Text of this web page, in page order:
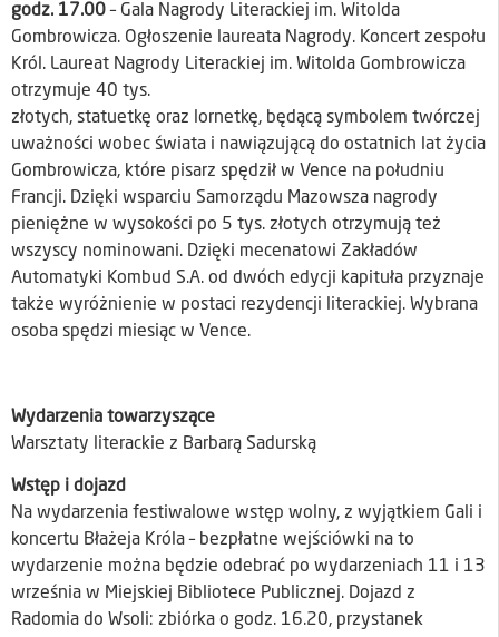
godz. 17.00– Gala Nagrody Literackiej im. Witolda
Gombrowicza. Ogłoszenie laureata Nagrody. Koncert zespołu
Król. Laureat Nagrody Literackiej im. Witolda Gombrowicza
otrzymuje 40 tys.
złotych, statuetkę oraz lornetkę, będącą symbolem twórczej
uważności wobec świata i nawiązującą do ostatnich lat życia
Gombrowicza, które pisarz spędził w Vence na południu
Francji. Dzięki wsparciu Samorządu Mazowsza nagrody
pieniężne w wysokości po 5 tys. złotych otrzymują też
wszyscy nominowani. Dzięki mecenatowi Zakładów
Automatyki Kombud S.A. od dwóch edycji kapituła przyznaje
także wyróżnienie w postaci rezydencji literackiej. Wybrana
osoba spędzi miesiąc w Vence.
Wydarzenia towarzyszące
Warsztaty literackie z Barbarą Sadurską
Wstęp i dojazd
Na wydarzenia festiwalowe wstęp wolny, z wyjątkiem Gali i
koncertu Błażeja Króla – bezpłatne wejściówki na to
wydarzenie można będzie odebrać po wydarzeniach 11 i 13
września w Miejskiej Bibliotece Publicznej. Dojazd z
Radomia do Wsoli: zbiórka o godz. 16.20, przystanek